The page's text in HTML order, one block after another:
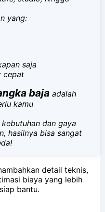
yang:
saja
cepat
baja adalah
kamu
dan gaya
hasilnya bisa sangat
detail teknis,
biaya yang lebih
bantu.